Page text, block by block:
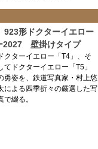
形ドクターイエロー
2027 壁掛けタイプ
ドクターイエロー「T4」、そ
てドクターイエロー「T5」
勇姿を、鉄道写真家・村上悠
による四季折々の厳選した写
で綴る。